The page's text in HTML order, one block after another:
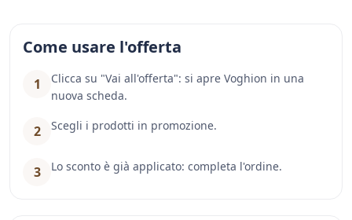
Come usare l'offerta
1
Clicca su "Vai all'offerta": si apre Voghion in una
nuova scheda.
2 Scegli i prodotti in promozione.
3 Lo sconto è già applicato: completa l'ordine.